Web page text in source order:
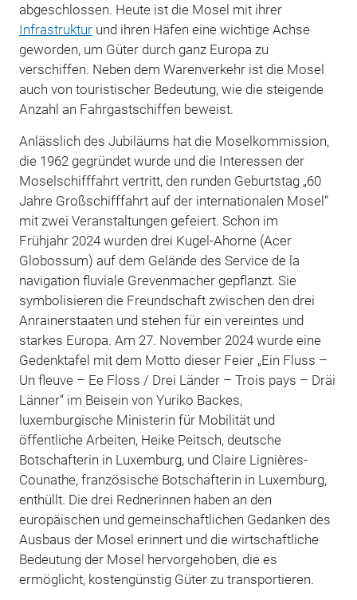
abgeschlossen. Heute ist die Mosel mit ihrer
Infrastrukturund ihren Häfen eine wichtige Achse
geworden, um Güter durch ganz Europa zu
verschiffen. Neben dem Warenverkehr ist die Mosel
auch von touristischer Bedeutung, wie die steigende
Anzahl an Fahrgastschiffen beweist.
Anlässlich des Jubiläums hat die Moselkommission,
die 1962 gegründet wurde und die Interessen der
Moselschifffahrt vertritt, den runden Geburtstag „60
Jahre Großschifffahrt auf der internationalen Mosel“
mit zwei Veranstaltungen gefeiert. Schon im
Frühjahr 2024 wurden drei Kugel-Ahorne (Acer
Globossum) auf dem Gelände des Service de la
navigation fluviale Grevenmacher gepflanzt. Sie
symbolisieren die Freundschaft zwischen den drei
Anrainerstaaten und stehen für ein vereintes und
starkes Europa. Am 27. November 2024 wurde eine
Gedenktafel mit dem Motto dieser Feier „Ein Fluss –
Un fleuve – Ee Floss / Drei Länder – Trois pays – Dräi
Länner“ im Beisein von Yuriko Backes,
luxemburgische Ministerin für Mobilität und
öffentliche Arbeiten, Heike Peitsch, deutsche
Botschafterin in Luxemburg, und Claire Lignières-
Counathe, französische Botschafterin in Luxemburg,
enthüllt. Die drei Rednerinnen haben an den
europäischen und gemeinschaftlichen Gedanken des
Ausbaus der Mosel erinnert und die wirtschaftliche
Bedeutung der Mosel hervorgehoben, die es
ermöglicht, kostengünstig Güter zu transportieren.